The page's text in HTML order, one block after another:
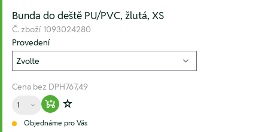
Bunda do deště PU/PVC, žlutá, XS
Č. zboží 1093024280
Provedení
Cena bez DPH767,49
Množství
Warenkorb hinzufügen
Zur Wunschliste hinzufügen
Objednáme pro Vás